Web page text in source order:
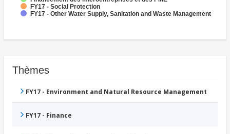
FY17 - Social Protection
FY17 - Other Water Supply, Sanitation and Waste Management
Thèmes
FY17 - Environment and Natural Resource Management
FY17 - Finance